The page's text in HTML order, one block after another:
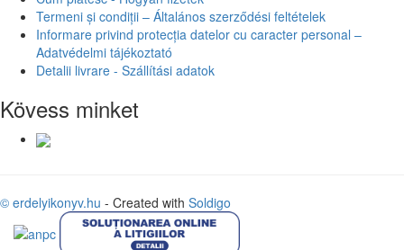
Termeni și condiții – Általános szerződési feltételek
Informare privind protecția datelor cu caracter personal –
Adatvédelmi tájékoztató
Detalii livrare - Szállítási adatok
Kövess minket
© erdelyikonyv.hu - Created with Soldigo